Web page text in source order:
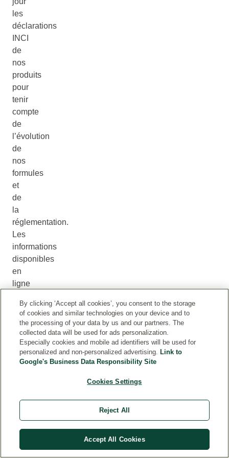
les
déclarations
INCI
de
nos
produits
pour
tenir
compte
de
l’évolution
de
nos
formules
et
de
la
réglementation.
Les
informations
disponibles
en
ligne
donc
parfois
différer.
Pour
être
information,
référez-
toujours
By clicking ‘Accept all cookies’, you consent to the storage
of cookies and similar technologies on your device and to
the processing of your data by us and our partners. The
collected data will be used for ads personalization.
Especially cookies and mobile ad identifiers will be used for
personalized and non-personalized advertising. Link to
Google's Business Data Responsibility Site
Cookies Settings
Reject All
Accept All Cookies